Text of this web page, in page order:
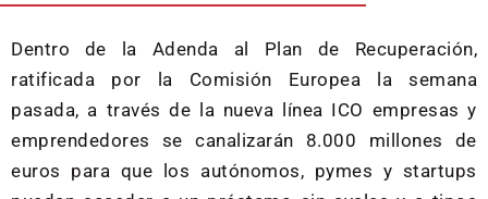
Dentro de la Adenda al Plan de Recuperación,
ratificada por la Comisión Europea la semana
pasada, a través de la nueva línea ICO empresas y
emprendedores se canalizarán 8.000 millones de
euros para que los autónomos, pymes y startups